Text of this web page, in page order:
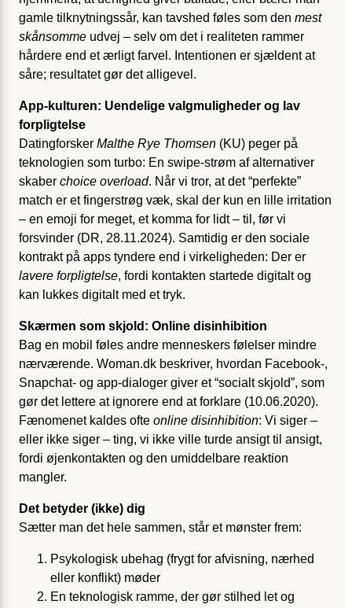
gamle tilknytningssår, kan tavshed føles som den mest
skånsomme udvej – selv om det i realiteten rammer
hårdere end et ærligt farvel. Intentionen er sjældent at
såre; resultatet gør det alligevel.
App-kulturen: Uendelige valgmuligheder og lav
forpligtelse
Datingforsker Malthe Rye Thomsen (KU) peger på
teknologien som turbo: En swipe-strøm af alternativer
skaber choice overload. Når vi tror, at det “perfekte”
match er et fingerstrøg væk, skal der kun en lille irritation
– en emoji for meget, et komma for lidt – til, før vi
forsvinder (DR, 28.11.2024). Samtidig er den sociale
kontrakt på apps tyndere end i virkeligheden: Der er
lavere forpligtelse, fordi kontakten startede digitalt og
kan lukkes digitalt med et tryk.
Skærmen som skjold: Online disinhibition
Bag en mobil føles andre menneskers følelser mindre
nærværende. Woman.dk beskriver, hvordan Facebook-,
Snapchat- og app-dialoger giver et “socialt skjold”, som
gør det lettere at ignorere end at forklare (10.06.2020).
Fænomenet kaldes ofte online disinhibition: Vi siger –
eller ikke siger – ting, vi ikke ville turde ansigt til ansigt,
fordi øjenkontakten og den umiddelbare reaktion
mangler.
Det betyder (ikke) dig
Sætter man det hele sammen, står et mønster frem:
Psykologisk ubehag (frygt for afvisning, nærhed
eller konflikt) møder
En teknologisk ramme, der gør stilhed let og